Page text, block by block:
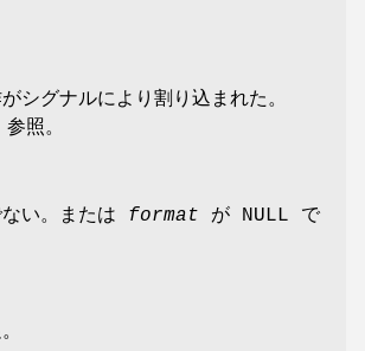
シグナルにより割り込まれた。
参照。
い。または format が NULL で